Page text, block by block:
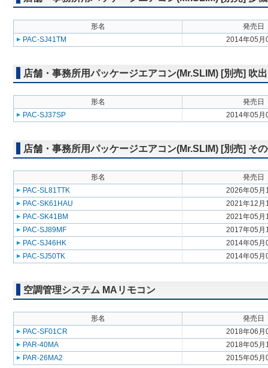
形名
発売日
PAC-SJ41TM
2014年05月
店舗・事務所用パッケージエアコン(Mr.SLIM) [別売] 吹
形名
発売日
PAC-SJ37SP
2014年05月
店舗・事務所用パッケージエアコン(Mr.SLIM) [別売] そ
形名
発売日
PAC-SL81TTK
2026年05月
PAC-SK61HAU
2021年12月
PAC-SK41BM
2021年05月
PAC-SJ89MF
2017年05月
PAC-SJ46HK
2014年05月
PAC-SJ50TK
2014年05月
空調管理システム MAリモコン
形名
発売日
PAC-SF01CR
2018年06月
PAR-40MA
2018年05月
PAR-26MA2
2015年05月